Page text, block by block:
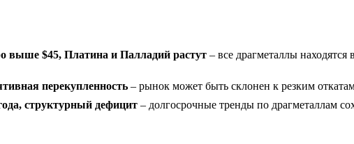
выше $45, Платина и Палладий растут – все драгметаллы
перекупленность – рынок может быть склонен к резким
структурный дефицит – долгосрочные тренды по драгметаллам